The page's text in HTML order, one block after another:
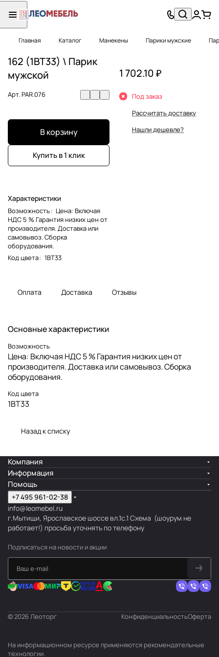
Главная Каталог Манекены Парики мужские
162 (1BT33) \ Парик
мужской
Арт.PAR.076
В корзину
Купить в 1 клик
Характеристики
Возможность: Цена: Включая
НДС 5 % Гарантия низких цен от
производителя. Доставка или
самовывоз. Сборка
оборудования.
Код цвета: 1BT33
1 702.10 ₽
Под заказ
Рассчитать доставку
Нашли дешевле?
Оплата Доставка Отзывы
Основные характеристики
Возможность
Цена: Включая НДС 5 % Гарантия низких цен от
производителя. Доставка или самовывоз. Сборка
оборудования.
Код цвета
1BT33
Назад к списку
Компания
Информация
Помощь
+7 495 961-02-38
info@leomebel.ru
г.Мытищи, Ярославское шоссе вл.1с.1 Схема (шоурум не
работает!) просьба уточнять по телефону
Подписаться на новости и акции
© 2026 Леоторг КонфиденциальностьОферта
На информационном ресурсе применяются рекомендательные
технологии.